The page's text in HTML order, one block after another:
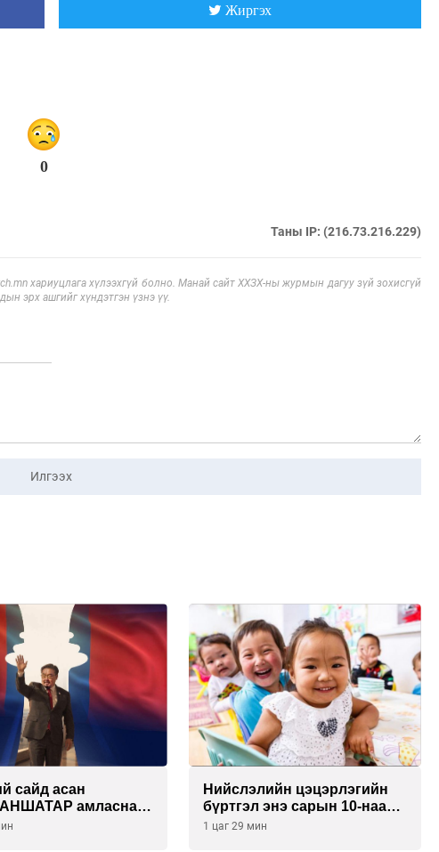
Жиргэх
0
Таны IP: (216.73.216.229)
хариуцлага хүлээхгүй болно. Манай сайт ХХЗХ-ны журмын дагуу зүй зохисгүй
эрх ашгийг хүндэтгэн үзнэ үү.
Илгээх
сайд асан
амласнаа
ЕБС-ийн
Нийслэлийн цэцэрлэгийн
бүртгэл энэ сарын 10-наас
эхэлнэ
1 цаг 29 мин